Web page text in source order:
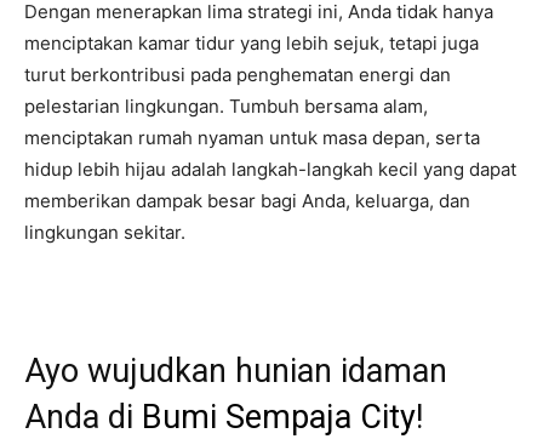
Dengan menerapkan lima strategi ini, Anda tidak hanya
menciptakan kamar tidur yang lebih sejuk, tetapi juga
turut berkontribusi pada penghematan energi dan
pelestarian lingkungan. Tumbuh bersama alam,
menciptakan rumah nyaman untuk masa depan, serta
hidup lebih hijau adalah langkah-langkah kecil yang dapat
memberikan dampak besar bagi Anda, keluarga, dan
lingkungan sekitar.
Ayo wujudkan hunian idaman
Anda di Bumi Sempaja City!